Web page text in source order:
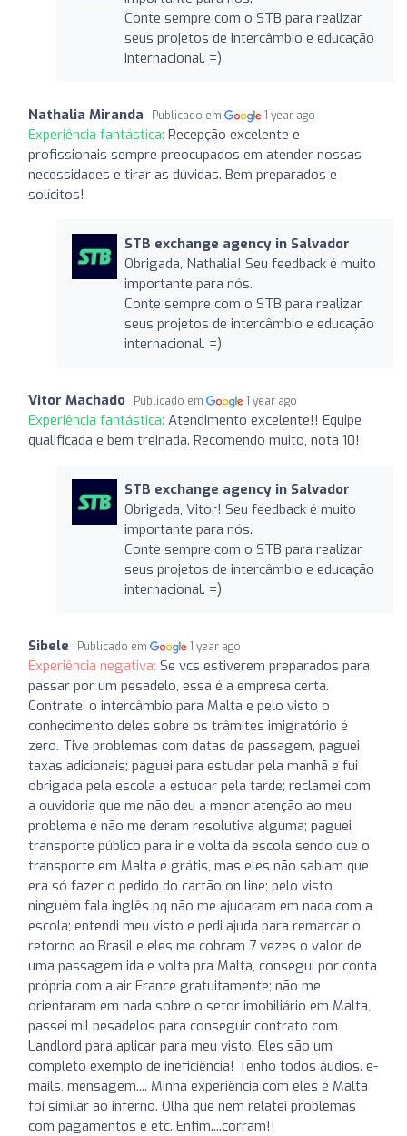
Conte sempre com o STB para realizar
seus projetos de intercâmbio e educação
internacional. =)
Nathalia Miranda Publicado em 1 year ago
Experiência fantástica: Recepção excelente e
profissionais sempre preocupados em atender nossas
necessidades e tirar as dúvidas. Bem preparados e
solícitos!
STB exchange agency in Salvador
Obrigada, Nathalia! Seu feedback é muito
importante para nós.
Conte sempre com o STB para realizar
seus projetos de intercâmbio e educação
internacional. =)
Vitor Machado Publicado em 1 year ago
Experiência fantástica: Atendimento excelente!! Equipe
qualificada e bem treinada. Recomendo muito, nota 10!
STB exchange agency in Salvador
Obrigada, Vitor! Seu feedback é muito
importante para nós.
Conte sempre com o STB para realizar
seus projetos de intercâmbio e educação
internacional. =)
Sibele Publicado em 1 year ago
Experiência negativa: Se vcs estiverem preparados para
passar por um pesadelo, essa é a empresa certa.
Contratei o intercâmbio para Malta e pelo visto o
conhecimento deles sobre os trâmites imigratório é
zero. Tive problemas com datas de passagem, paguei
taxas adicionais; paguei para estudar pela manhã e fui
obrigada pela escola a estudar pela tarde; reclamei com
a ouvidoria que me não deu a menor atenção ao meu
problema é não me deram resolutiva alguma; paguei
transporte público para ir e volta da escola sendo que o
transporte em Malta é grátis, mas eles não sabiam que
era só fazer o pedido do cartão on line; pelo visto
ninguém fala inglês pq não me ajudaram em nada com a
escola; entendi meu visto e pedi ajuda para remarcar o
retorno ao Brasil e eles me cobram 7 vezes o valor de
uma passagem ida e volta pra Malta, consegui por conta
própria com a air France gratuitamente; não me
orientaram em nada sobre o setor imobiliário em Malta,
passei mil pesadelos para conseguir contrato com
Landlord para aplicar para meu visto. Eles são um
completo exemplo de ineficiência! Tenho todos áudios. e-
mails, mensagem.... Minha experiência com eles é Malta
foi similar ao inferno. Olha que nem relatei problemas
com pagamentos e etc. Enfim....corram!!